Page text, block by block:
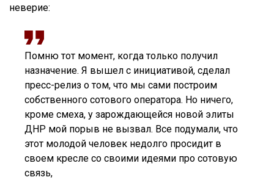
неверие:
Помню тот момент, когда только получил
назначение. Я вышел с инициативой, сделал
пресс-релиз о том, что мы сами построим
собственного сотового оператора. Но ничего,
кроме смеха, у зарождающейся новой элиты
ДНР мой порыв не вызвал. Все подумали, что
этот молодой человек недолго просидит в
своем кресле со своими идеями про сотовую
связь,